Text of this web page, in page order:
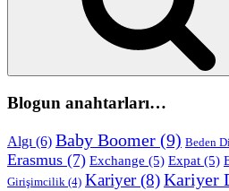
Blogun anahtarları…
Algı (6) Baby Boomer (9) Beden
Erasmus (7) Exchange (5) Expat (5)
Girişimcilik (4) Kariyer(8)Kariyer